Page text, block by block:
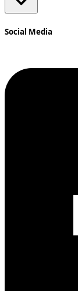
Social Media